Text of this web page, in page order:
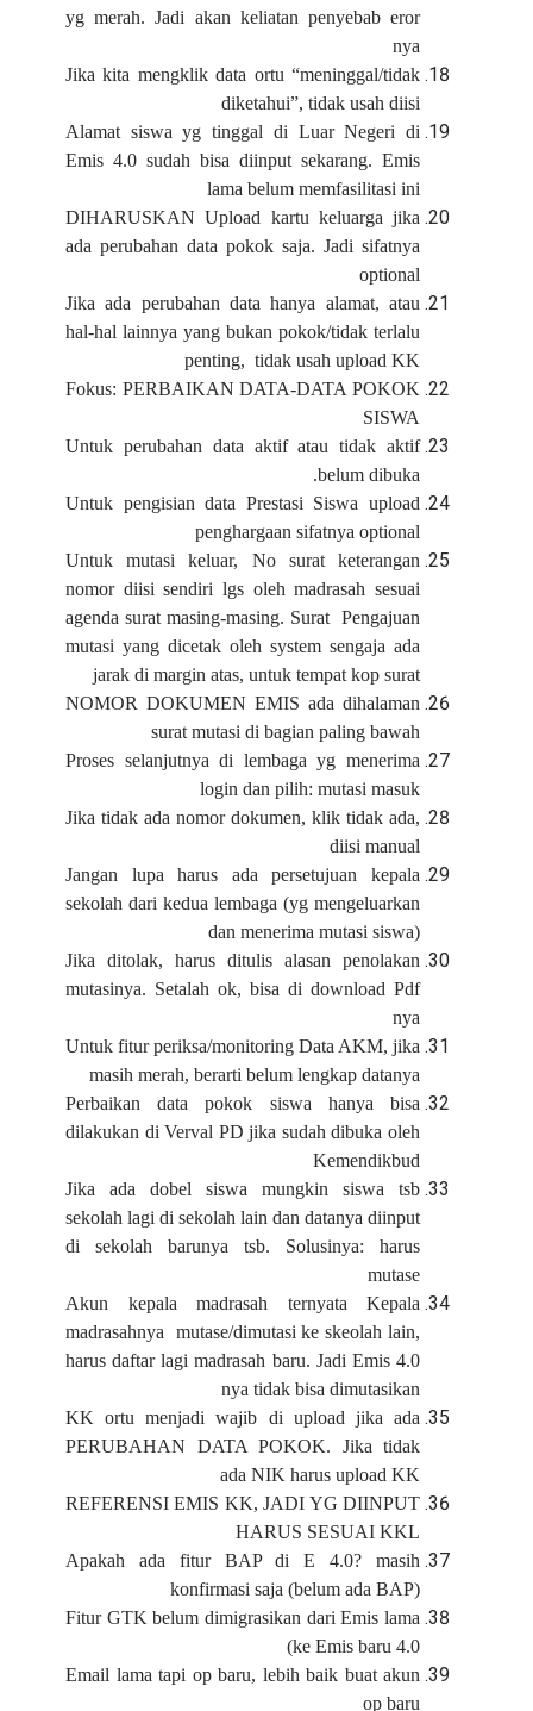
yg merah. Jadi akan keliatan penyebab eror
nya
Jika kita mengklik data ortu “meninggal/tidak
diketahui”, tidak usah diisi
Alamat siswa yg tinggal di Luar Negeri di
Emis 4.0 sudah bisa diinput sekarang. Emis
lama belum memfasilitasi ini
DIHARUSKAN Upload kartu keluarga jika
ada perubahan data pokok saja. Jadi sifatnya
optional
Jika ada perubahan data hanya alamat, atau
hal-hal lainnya yang bukan pokok/tidak terlalu
penting, tidak usah upload KK
Fokus: PERBAIKAN DATA-DATA POKOK
SISWA
Untuk perubahan data aktif atau tidak aktif
belum dibuka.
Untuk pengisian data Prestasi Siswa upload
penghargaan sifatnya optional
Untuk mutasi keluar, No surat keterangan
nomor diisi sendiri lgs oleh madrasah sesuai
agenda surat masing-masing. Surat Pengajuan
mutasi yang dicetak oleh system sengaja ada
jarak di margin atas, untuk tempat kop surat
NOMOR DOKUMEN EMIS ada dihalaman
surat mutasi di bagian paling bawah
Proses selanjutnya di lembaga yg menerima
login dan pilih: mutasi masuk
Jika tidak ada nomor dokumen, klik tidak ada,
diisi manual
Jangan lupa harus ada persetujuan kepala
sekolah dari kedua lembaga (yg mengeluarkan
dan menerima mutasi siswa)
Jika ditolak, harus ditulis alasan penolakan
mutasinya. Setalah ok, bisa di download Pdf
nya
Untuk fitur periksa/monitoring Data AKM, jika
masih merah, berarti belum lengkap datanya
Perbaikan data pokok siswa hanya bisa
dilakukan di Verval PD jika sudah dibuka oleh
Kemendikbud
Jika ada dobel siswa mungkin siswa tsb
sekolah lagi di sekolah lain dan datanya diinput
di sekolah barunya tsb. Solusinya: harus
mutase
Akun kepala madrasah ternyata Kepala
madrasahnya mutase/dimutasi ke skeolah lain,
harus daftar lagi madrasah baru. Jadi Emis 4.0
nya tidak bisa dimutasikan
KK ortu menjadi wajib di upload jika ada
PERUBAHAN DATA POKOK. Jika tidak
ada NIK harus upload KK
REFERENSI EMIS KK, JADI YG DIINPUT
HARUS SESUAI KKL
Apakah ada fitur BAP di E 4.0? masih
konfirmasi saja (belum ada BAP)
Fitur GTK belum dimigrasikan dari Emis lama
ke Emis baru 4.0)
Email lama tapi op baru, lebih baik buat akun
op baru